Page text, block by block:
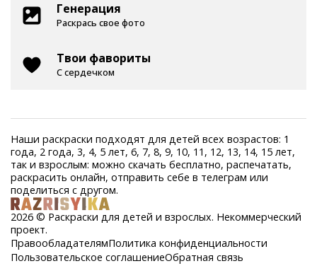
Генерация
Раскрась свое фото
Твои фавориты
С сердечком
Наши раскраски подходят для детей всех возрастов: 1
года, 2 года, 3, 4, 5 лет, 6, 7, 8, 9, 10, 11, 12, 13, 14, 15 лет,
так и взрослым: можно скачать бесплатно, распечатать,
раскрасить онлайн, отправить себе в телеграм или
поделиться с другом.
2026 © Раскраски для детей и взрослых. Некоммерческий
проект.
ПравообладателямПолитика конфиденциальности
Пользовательское соглашениеОбратная связь